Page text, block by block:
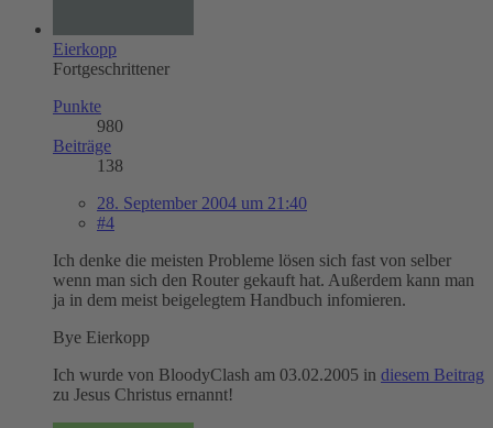
Eierkopp
Fortgeschrittener
Punkte
980
Beiträge
138
28. September 2004 um 21:40
#4
Ich denke die meisten Probleme lösen sich fast von selber
wenn man sich den Router gekauft hat. Außerdem kann man
ja in dem meist beigelegtem Handbuch infomieren.
Bye Eierkopp
Ich wurde von BloodyClash am 03.02.2005 in diesem Beitrag
zu Jesus Christus ernannt!